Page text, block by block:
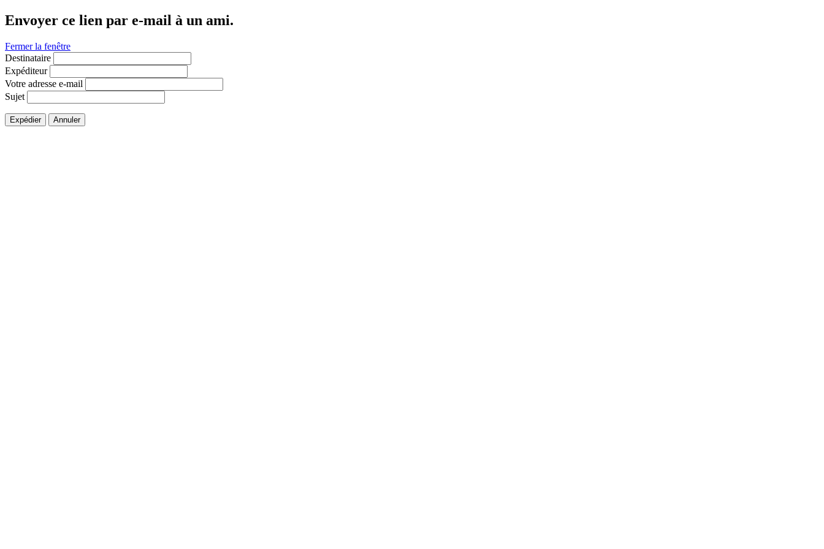
Envoyer ce lien par e-mail à un ami.
Fermer la fenêtre
Destinataire
Expéditeur
Votre adresse e-mail
Sujet
Expédier Annuler